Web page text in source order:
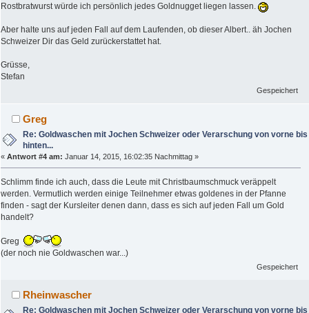
Rostbratwurst würde ich persönlich jedes Goldnugget liegen lassen.
Aber halte uns auf jeden Fall auf dem Laufenden, ob dieser Albert.. äh Jochen
Schweizer Dir das Geld zurückerstattet hat.
Grüsse,
Stefan
Gespeichert
Greg
Re: Goldwaschen mit Jochen Schweizer oder Verarschung von vorne bis
hinten...
« Antwort #4 am: Januar 14, 2015, 16:02:35 Nachmittag »
Schlimm finde ich auch, dass die Leute mit Christbaumschmuck veräppelt
werden. Vermutlich werden einige Teilnehmer etwas goldenes in der Pfanne
finden - sagt der Kursleiter denen dann, dass es sich auf jeden Fall um Gold
handelt?
Greg
(der noch nie Goldwaschen war...)
Gespeichert
Rheinwascher
Re: Goldwaschen mit Jochen Schweizer oder Verarschung von vorne bis